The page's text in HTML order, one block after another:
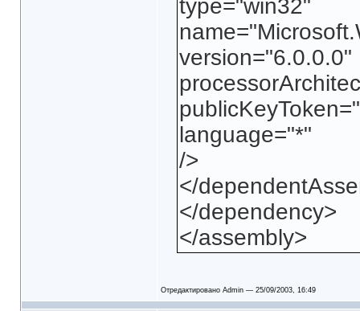
type="win32"
version="6.0.0.0"
language="*"
/>
</
</dependency>
</assembly>
Отредактировано Admin — 25/09/2003, 16:49